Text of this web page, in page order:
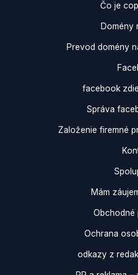
Čo je
Domény
Prevod domény
facebook
Správa
Založenie firemné
Mám
Obchodné
Ochrana
odkazy z